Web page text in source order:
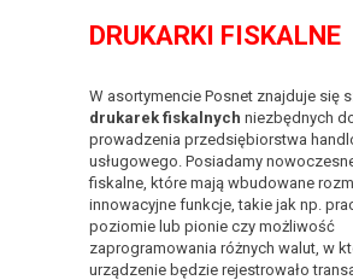
DRUKARKI FISKALNE
W asortymencie Posnet znajduje się
drukarek fiskalnych niezbędnych
prowadzenia przedsiębiorstwa
usługowego. Posiadamy
fiskalne, które mają wbudowane
innowacyjne funkcje, takie jak np.
poziomie lub pionie czy możliwość
zaprogramowania różnych walut, w
urządzenie będzie rejestrowało